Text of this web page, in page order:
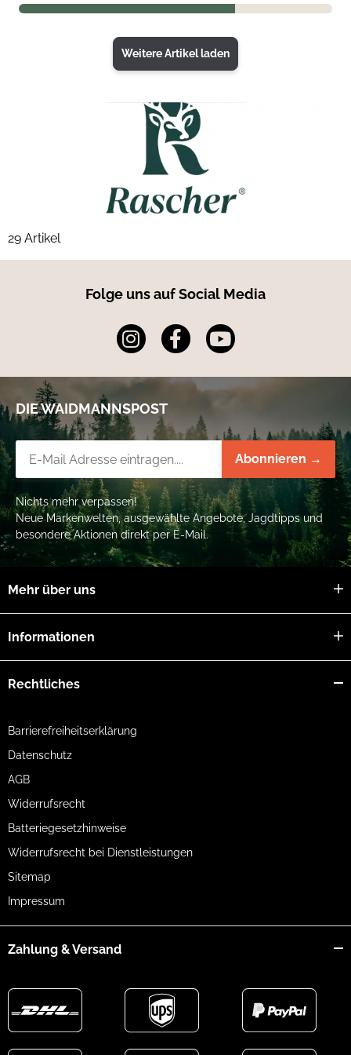
Weitere Artikel laden
29 Artikel
Folge uns auf Social Media
DIE WAIDMANNSPOST
Abonnieren →
Nichts mehr verpassen!
Neue Markenwelten, ausgewählte Angebote, Jagdtipps und
besondere Aktionen direkt per E-Mail.
Mehr über uns
Informationen
Rechtliches
Barrierefreiheitserklärung
Datenschutz
AGB
Widerrufsrecht
Batteriegesetzhinweise
Widerrufsrecht bei Dienstleistungen
Sitemap
Impressum
Zahlung & Versand